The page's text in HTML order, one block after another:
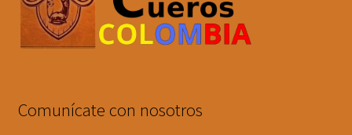
Comunícate con nosotros